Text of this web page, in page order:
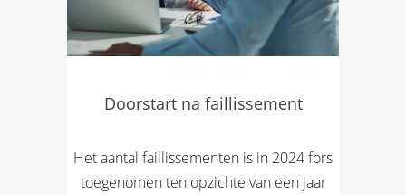
Doorstart na faillissement
Het aantal faillissementen is in 2024 fors
toegenomen ten opzichte van een jaar